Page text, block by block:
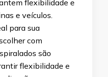
flexibilidade e
e veículos.
para sua
com
são
flexibilidade e